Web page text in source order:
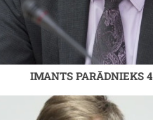
IMANTS PARĀDNIEKS 4